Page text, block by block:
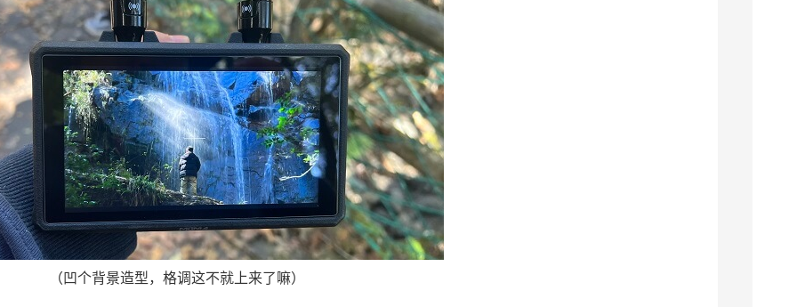
（凹个背景造型，格调这不就上来了嘛）